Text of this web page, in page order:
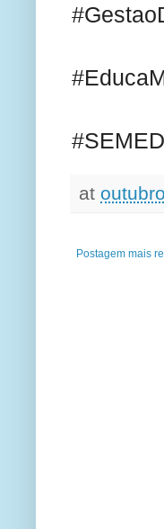
#SEMED
at
Postagem mais